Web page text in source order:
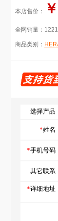
本店售价：
全网销量：
商品类别：